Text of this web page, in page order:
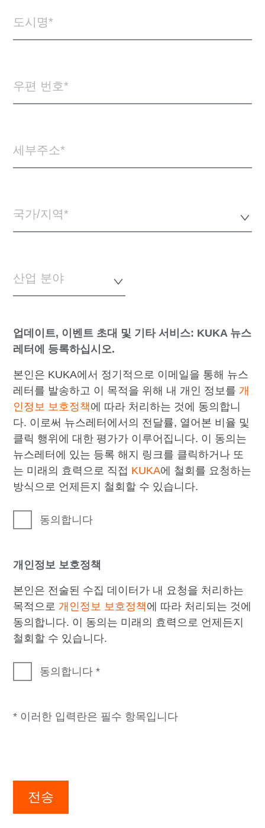
도시명
우편 번호
세부주소
국가/지역*
산업 분야
업데이트, 이벤트 초대 및 기타 서비스: KUKA 뉴스
레터에 등록하십시오.
본인은 KUKA에서 정기적으로 이메일을 통해 뉴스
레터를 발송하고 이 목적을 위해 내 개인 정보를개
인정보 보호정책에 따라 처리하는 것에 동의합니
다. 이로써 뉴스레터에서의 전달률, 열어본 비율 및
클릭 행위에 대한 평가가 이루어집니다. 이 동의는
뉴스레터에 있는 등록 해지 링크를 클릭하거나 또
는 미래의 효력으로 직접 KUKA에 철회를 요청하는
방식으로 언제든지 철회할 수 있습니다.
동의합니다
개인정보 보호정책
본인은 전술된 수집 데이터가 내 요청을 처리하는
목적으로개인정보 보호정책에 따라 처리되는 것에
동의합니다. 이 동의는 미래의 효력으로 언제든지
철회할 수 있습니다.
동의합니다
* 이러한 입력란은 필수 항목입니다
전송